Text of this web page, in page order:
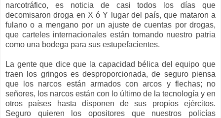
narcotráfico, es noticia de casi todos los días que
decomisaron droga en X ó Y lugar del país, que mataron a
fulano o a mengano por un ajuste de cuentas por drogas,
que carteles internacionales están tomando nuestro patria
como una bodega para sus estupefacientes.
La gente que dice que la capacidad bélica del equipo que
traen los gringos es desproporcionada, de seguro piensa
que los narcos están armados con arcos y flechas; no
señores, los narcos están con lo último de la tecnología y en
otros países hasta disponen de sus propios ejércitos.
Seguro quieren los opositores que nuestros policías